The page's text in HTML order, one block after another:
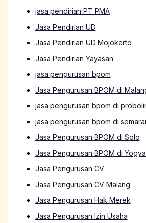
jasa pendirian PT PMA
Jasa Pendirian UD
Jasa Pendirian UD Mojokerto
Jasa Pendirian Yayasan
jasa pengurusan bpom
Jasa Pengurusan BPOM di
jasa pengurusan bpom di
jasa pengurusan bpom di
Jasa Pengurusan BPOM di Solo
Jasa Pengurusan BPOM di
Jasa Pengurusan CV
Jasa Pengurusan CV Malang
Jasa Pengurusan Hak Merek
Jasa Pengurusan Izin Usaha